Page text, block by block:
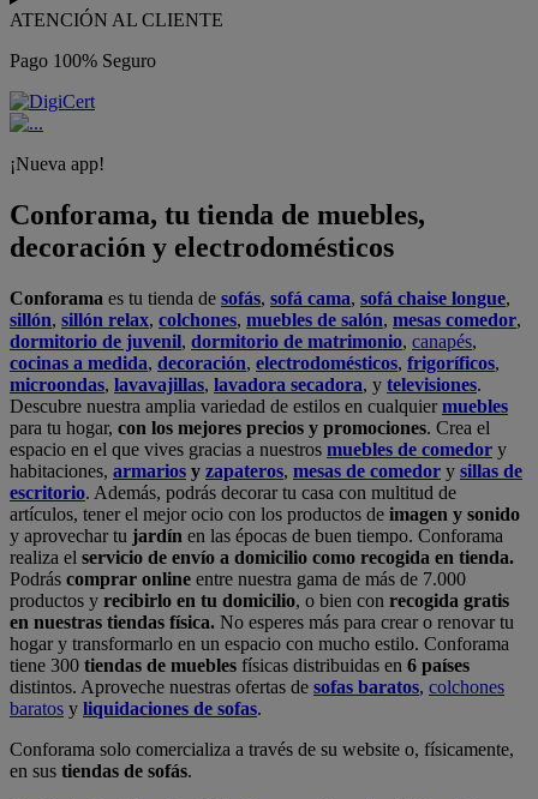
ATENCIÓN AL CLIENTE
Pago 100% Seguro
¡Nueva app!
Conforama, tu tienda de muebles,
decoración y electrodomésticos
Conforama es tu tienda de sofás, sofá cama, sofá chaise longue,
sillón, sillón relax, colchones, muebles de salón, mesas comedor,
dormitorio de juvenil, dormitorio de matrimonio, canapés,
cocinas a medida, decoración, electrodomésticos, frigoríficos,
microondas, lavavajillas, lavadora secadora, y televisiones.
Descubre nuestra amplia variedad de estilos en cualquiermuebles
para tu hogar, con los mejores precios y promociones. Crea el
espacio en el que vives gracias a nuestros muebles de comedor y
habitaciones, armarios y zapateros, mesas de comedor y sillas de
escritorio. Además, podrás decorar tu casa con multitud de
artículos, tener el mejor ocio con los productos de imagen y sonido
y aprovechar tu jardín en las épocas de buen tiempo. Conforama
realiza el servicio de envío a domicilio como recogida en tienda.
Podrás comprar online entre nuestra gama de más de 7.000
productos y recibirlo en tu domicilio, o bien con recogida gratis
en nuestras tiendas física. No esperes más para crear o renovar tu
hogar y transformarlo en un espacio con mucho estilo. Conforama
tiene 300 tiendas de muebles físicas distribuidas en 6 países
distintos. Aproveche nuestras ofertas de sofas baratos, colchones
baratos y liquidaciones de sofas.
Conforama solo comercializa a través de su website o, físicamente,
en sus tiendas de sofás.